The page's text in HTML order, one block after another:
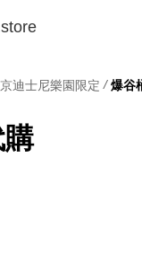
迪士尼樂園限定 / 爆谷